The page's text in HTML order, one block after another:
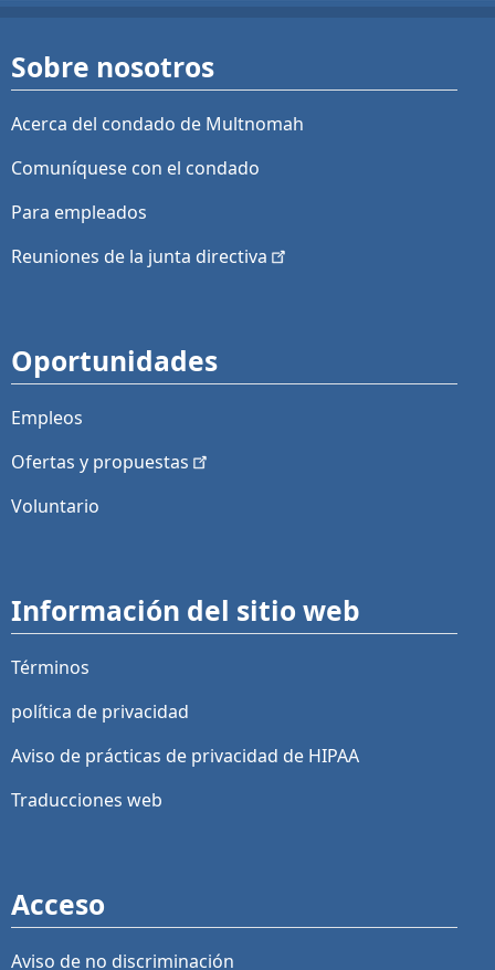
Sobre nosotros
Acerca del condado de Multnomah
Comuníquese con el condado
Para empleados
Reuniones de la junta directiva
Oportunidades
Empleos
Ofertas y propuestas
Voluntario
Información del sitio web
Términos
política de privacidad
Aviso de prácticas de privacidad de HIPAA
Traducciones web
Acceso
Aviso de no discriminación